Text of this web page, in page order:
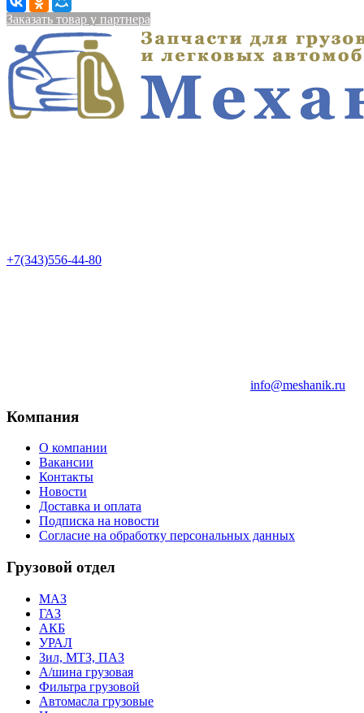
Заказать товар у партнера
+7(343)556-44-80
info@meshanik.ru
Компания
О компании
Вакансии
Контакты
Новости
Доставка и оплата
Подписка на новости
Согласие на обработку персональных данных
Грузовой отдел
МАЗ
ГАЗ
АКБ
УРАЛ
Зил, МТЗ, ПАЗ
А/шина грузовая
Фильтра грузовой
Автомасла грузовые